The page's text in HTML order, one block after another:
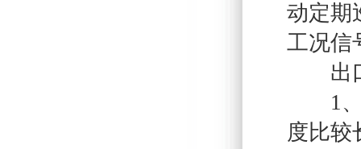
动定期
工况信
出口
1、
度比较